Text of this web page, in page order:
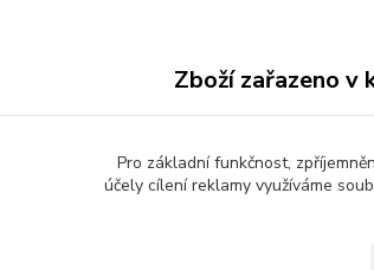
Zboží zařazeno v
Pro základní funkčnost,
účely cílení reklamy využíváme